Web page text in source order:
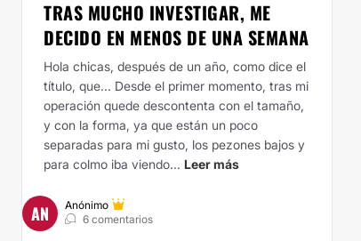
TRAS MUCHO INVESTIGAR, ME
DECIDO EN MENOS DE UNA SEMANA
Hola chicas, después de un año, como dice el
título, que... Desde el primer momento, tras mi
operación quede descontenta con el tamaño,
y con la forma, ya que están un poco
separadas para mi gusto, los pezones bajos y
para colmo iba viendo... Leer más
AN
Anónimo
6 comentarios